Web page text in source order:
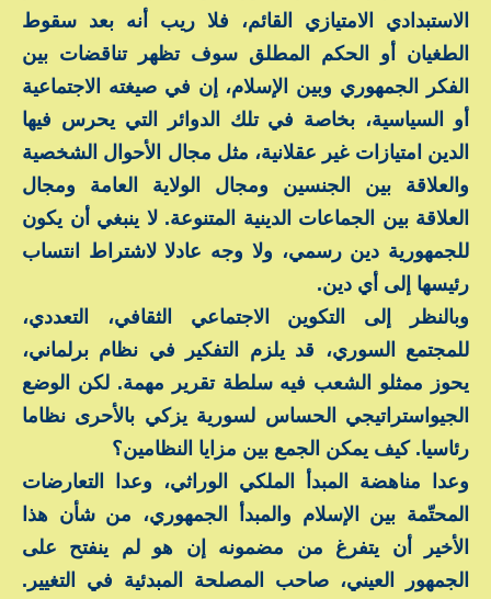
الاستبدادي الامتيازي القائم، فلا ريب أنه بعد سقوط
الطغيان أو الحكم المطلق سوف تظهر تناقضات بين
الفكر الجمهوري وبين الإسلام، إن في صيغته الاجتماعية
أو السياسية، بخاصة في تلك الدوائر التي يحرس فيها
الدين امتيازات غير عقلانية، مثل مجال الأحوال الشخصية
والعلاقة بين الجنسين ومجال الولاية العامة ومجال
العلاقة بين الجماعات الدينية المتنوعة. لا ينبغي أن يكون
للجمهورية دين رسمي، ولا وجه عادلا لاشتراط انتساب
رئيسها إلى أي دين.
وبالنظر إلى التكوين الاجتماعي الثقافي، التعددي،
للمجتمع السوري، قد يلزم التفكير في نظام برلماني،
يحوز ممثلو الشعب فيه سلطة تقرير مهمة. لكن الوضع
الجيواستراتيجي الحساس لسورية يزكي بالأحرى نظاما
رئاسيا. كيف يمكن الجمع بين مزايا النظامين؟
وعدا مناهضة المبدأ الملكي الوراثي، وعدا التعارضات
المحتّمة بين الإسلام والمبدأ الجمهوري، من شأن هذا
الأخير أن يتفرغ من مضمونه إن هو لم ينفتح على
الجمهور العيني، صاحب المصلحة المبدئية في التغيير.